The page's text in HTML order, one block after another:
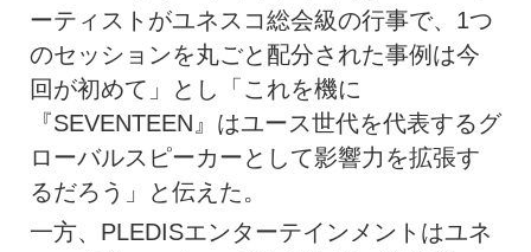
ーティストがユネスコ総会級の行事で、1つ
のセッションを丸ごと配分された事例は今
回が初めて」とし「これを機に
『SEVENTEEN』はユース世代を代表するグ
ローバルスピーカーとして影響力を拡張す
るだろう」と伝えた。
一方、PLEDISエンターテインメントはユネ